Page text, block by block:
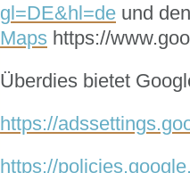
gl=DE&hl=de und den
Maps https://
Überdies bietet
https://
https://